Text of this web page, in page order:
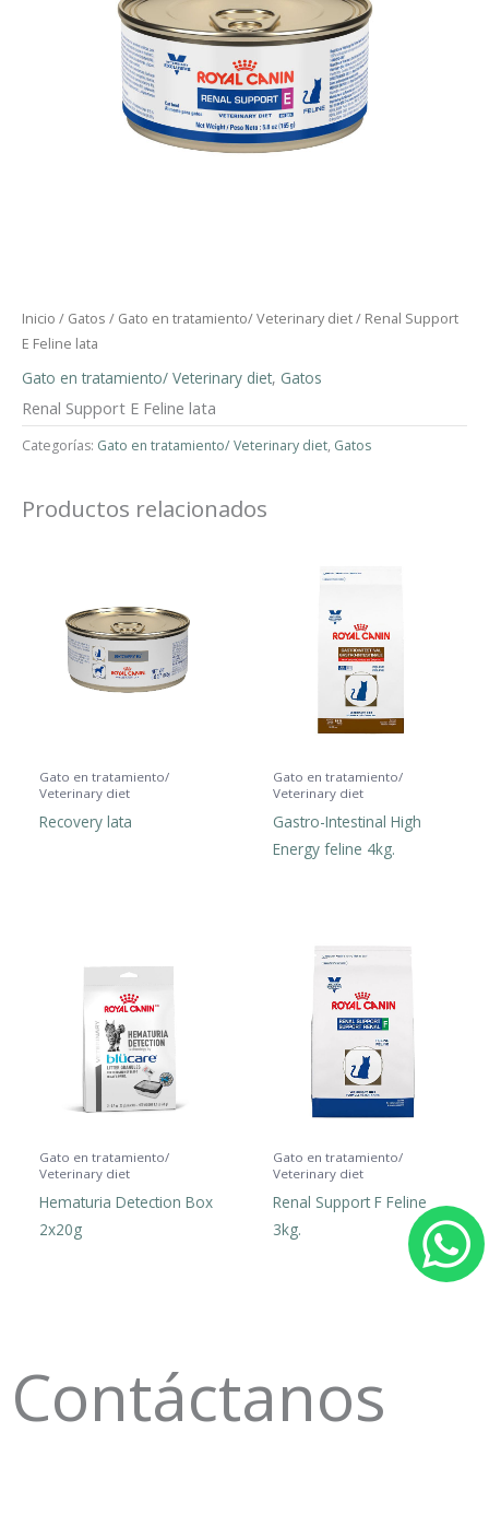
Inicio / Gatos / Gato en tratamiento/ Veterinary diet/ Renal Support
E Feline lata
Gato en tratamiento/ Veterinary diet, Gatos
Renal Support E Feline lata
Categorías: Gato en tratamiento/ Veterinary diet, Gatos
Productos relacionados
Gato en tratamiento/
Veterinary diet
Recovery lata
Gato en tratamiento/
Veterinary diet
Gastro-Intestinal High
Energy feline 4kg.
Gato en tratamiento/
Veterinary diet
Hematuria Detection Box
2x20g
Gato en tratamiento/
Veterinary diet
Renal Support F Feline
3kg.
Contáctanos
h